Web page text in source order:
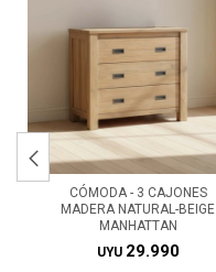
CÓMODA - 3 CAJONES
MADERA NATURAL-BEIGE
MANHATTAN
UYU 29.990
